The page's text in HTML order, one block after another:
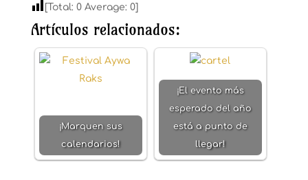
[Total: 0Average: 0]
Artículos relacionados:
¡Marquen sus
calendarios!
¡El evento más
esperado del año
está a punto de
llegar!